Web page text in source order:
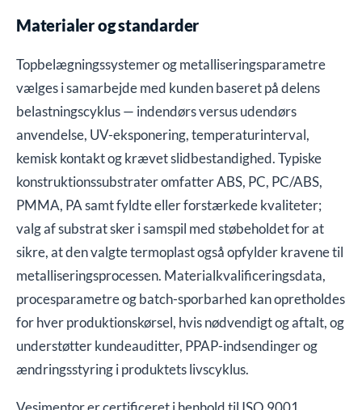
Materialer og standarder
Topbelægningssystemer og metalliseringsparametre
vælges i samarbejde med kunden baseret på delens
belastningscyklus — indendørs versus udendørs
anvendelse, UV-eksponering, temperaturinterval,
kemisk kontakt og krævet slidbestandighed. Typiske
konstruktionssubstrater omfatter ABS, PC, PC/ABS,
PMMA, PA samt fyldte eller forstærkede kvaliteter;
valg af substrat sker i samspil med støbeholdet for at
sikre, at den valgte termoplast også opfylder kravene til
metalliseringsprocessen. Materialkvalificeringsdata,
procesparametre og batch-sporbarhed kan opretholdes
for hver produktionskørsel, hvis nødvendigt og aftalt, og
understøtter kundeauditter, PPAP-indsendinger og
ændringsstyring i produktets livscyklus.